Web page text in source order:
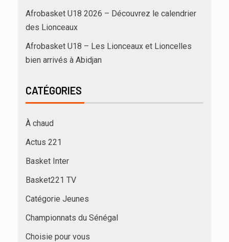
Afrobasket U18 2026 – Découvrez le calendrier
des Lionceaux
Afrobasket U18 – Les Lionceaux et Lioncelles
bien arrivés à Abidjan
CATÉGORIES
À chaud
Actus 221
Basket Inter
Basket221 TV
Catégorie Jeunes
Championnats du Sénégal
Choisie pour vous